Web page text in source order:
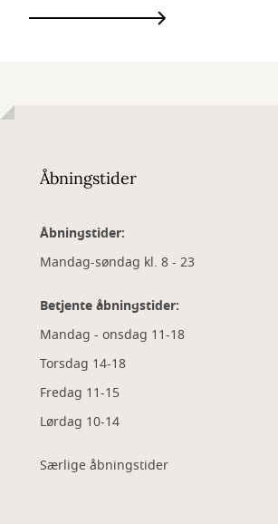
Åbningstider
Åbningstider:
Mandag-søndag kl. 8 - 23
Betjente åbningstider:
Mandag - onsdag 11-18
Torsdag 14-18
Fredag 11-15
Lørdag 10-14
Særlige åbningstider